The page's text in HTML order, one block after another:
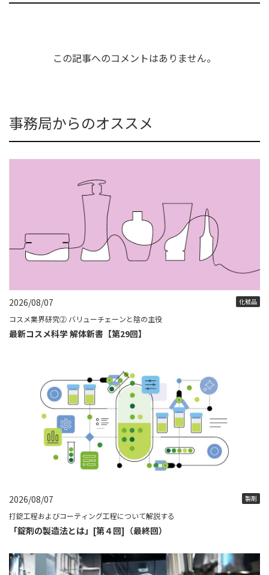
この記事へのコメントはありません。
事務局からのオススメ
2026/08/07 化粧品
コスメ業界研究② バリューチェーンと陰の主役
最新コスメ科学 解体新書【第29回】
2026/08/07 製剤
打錠工程およびコーティング工程について解説する
「錠剤の製造法とは」[第４回]（最終回）